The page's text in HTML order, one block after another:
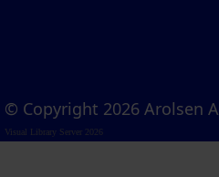
© Copyright 2026 Arolsen
Visual Library Server 2026